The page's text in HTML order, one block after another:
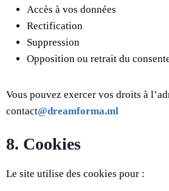
Accès à vos données
Rectification
Suppression
Opposition ou retrait du
Vous pouvez exercer vos droits à
contact@dreamforma.ml
8. Cookies
Le site utilise des cookies pour :